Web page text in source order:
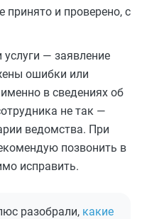
принято и проверено, с
услуги — заявление
ошибки или
в сведениях об
не так —
ведомства. При
позвонить в
исправить.
разобрали, какие